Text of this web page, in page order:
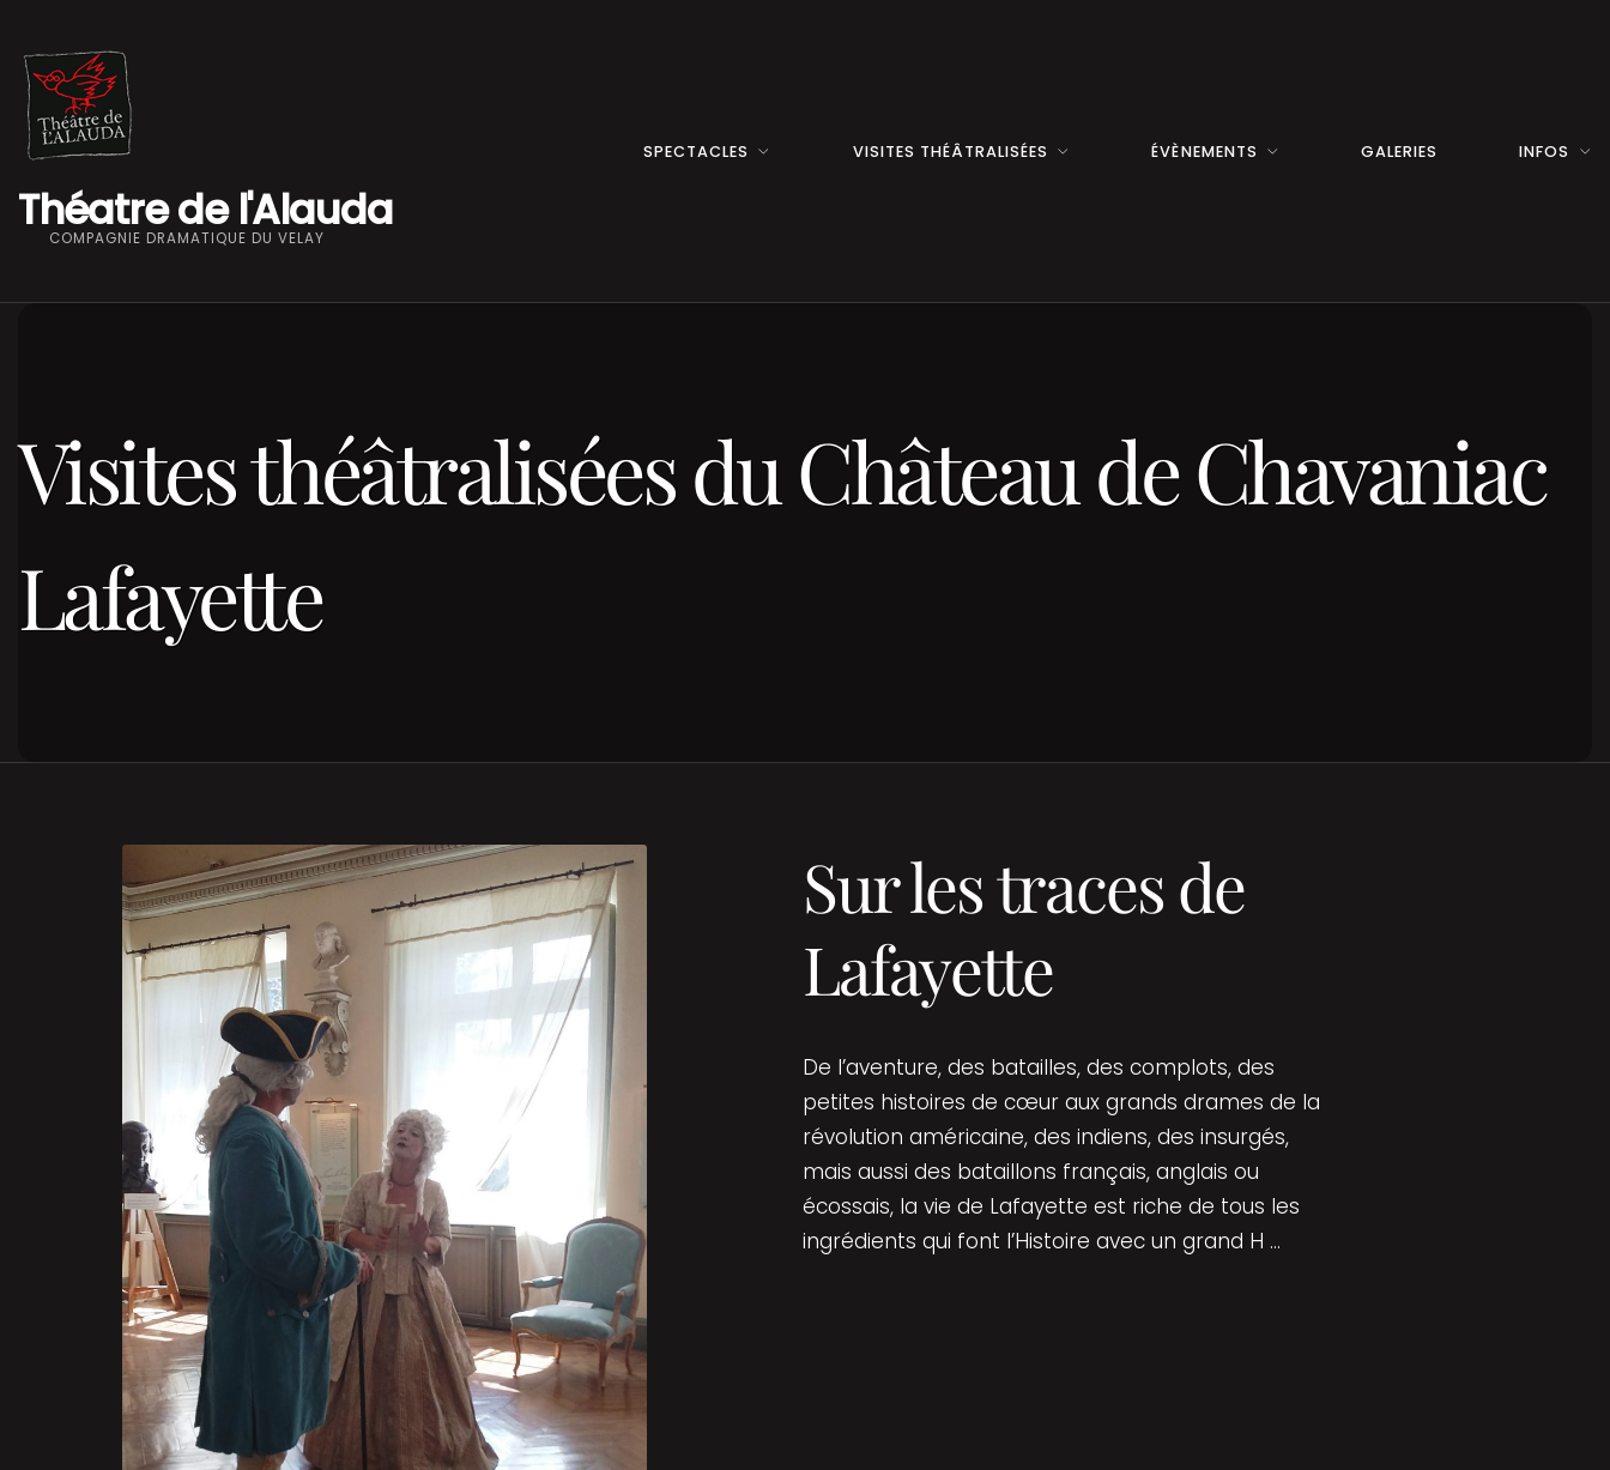
Théatre de l'Alauda
COMPAGNIE DRAMATIQUE DU VELAY
SPECTACLES VISITES THÉÂTRALISÉES ÉVÈNEMENTS GALERIES INFOS
Visites théâtralisées du Château de Chavaniac
Lafayette
Sur les traces de
Lafayette
De l’aventure, des batailles, des complots, des
petites histoires de cœur aux grands drames de la
révolution américaine, des indiens, des insurgés,
mais aussi des bataillons français, anglais ou
écossais, la vie de Lafayette est riche de tous les
ingrédients qui font l’Histoire avec un grand H …